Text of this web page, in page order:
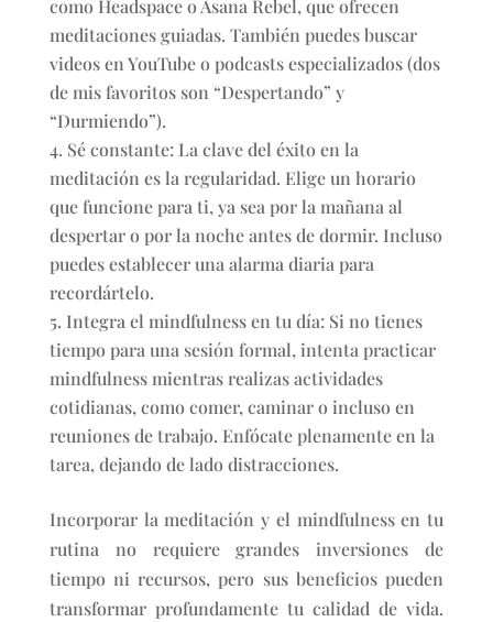
como Headspace o Asana Rebel, que ofrecen
meditaciones guiadas. También puedes buscar
videos en YouTube o podcasts especializados (dos
de mis favoritos son “Despertando” y
“Durmiendo”).
Sé constante: La clave del éxito en la
meditación es la regularidad. Elige un horario
que funcione para ti, ya sea por la mañana al
despertar o por la noche antes de dormir. Incluso
puedes establecer una alarma diaria para
recordártelo.
Integra el mindfulness en tu día: Si no tienes
tiempo para una sesión formal, intenta practicar
mindfulness mientras realizas actividades
cotidianas, como comer, caminar o incluso en
reuniones de trabajo. Enfócate plenamente en la
tarea, dejando de lado distracciones.
Incorporar la meditación y el mindfulness en tu
rutina no requiere grandes inversiones de
tiempo ni recursos, pero sus beneficios pueden
transformar profundamente tu calidad de vida.